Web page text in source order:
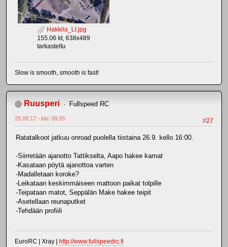
Hakkila_LI.jpg
155.06 kt, 638x489
tarkasteltu
Slow is smooth, smooth is fast!
Ruusperi Fullspeed RC
#27
25.09.17 - klo: 09.55
Ratatalkoot jatkuu onroad puolella tiistaina 26.9. kello 16:00.
-Siirretään ajanotto Tattikselta, Aapo hakee kamat
-Kasataan pöytä ajanottoa varten
-Madalletaan koroke?
-Leikataan keskimmäiseen mattoon paikat tolpille
-Teipataan matot, Seppälän Make hakee teipit
-Asetellaan reunaputket
-Tehdään profiili
EuroRC | Xray | http://www.fullspeedrc.fi